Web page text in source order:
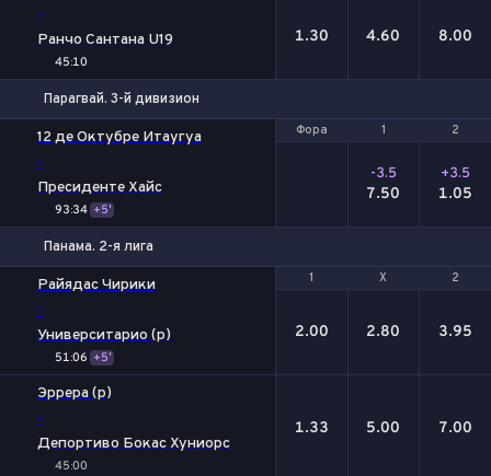
-
Ранчо Сантана U19
45:10
1.30 4.60 8.00
Парагвай. 3-й дивизион
Фора 1 2
12 де Октубре Итаугуа
-
Пресиденте Хайс
93:34 +5'
Фора 1 2
-3.5
7.50
+3.5
1.05
Панама. 2-я лига
1 Х 2
Райядас Чирики
-
Университарио (р)
51:06 +5'
1 Х 2
2.00 2.80 3.95
Эррера (р)
-
Депортиво Бокас Хуниорс
45:00
1.33 5.00 7.00